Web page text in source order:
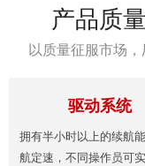
产品质
以质量征服市场
驱动系统
拥有半小时以上的续航
航定速，不同操作员可